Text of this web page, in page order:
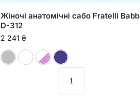
Жіночі анатомічні сабо Fratelli Babb
D-312
2 241 ₴
Сірий